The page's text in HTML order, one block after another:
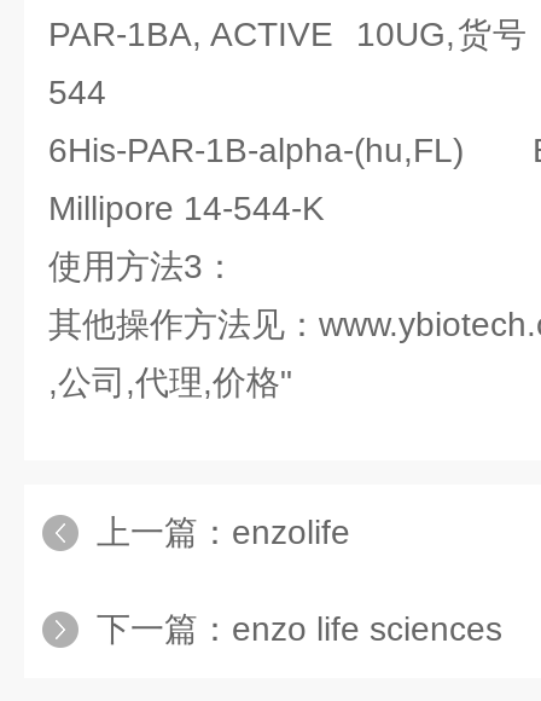
PAR-1BA, ACTIVE 10UG,货
544
6His-PAR-1B-alpha-
Millipore 14-544-K
使用方法3：
其他操作方法见：
,公司,代理,价格"
上一篇： enzolife
下一篇： enzo life sciences